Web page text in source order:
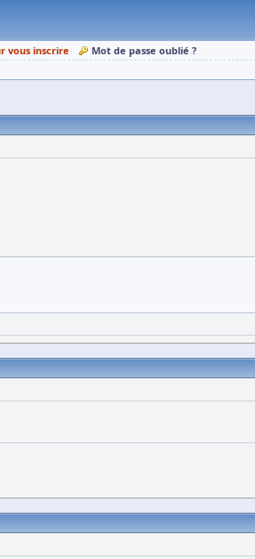
vous inscrire
Mot de passe oublié ?